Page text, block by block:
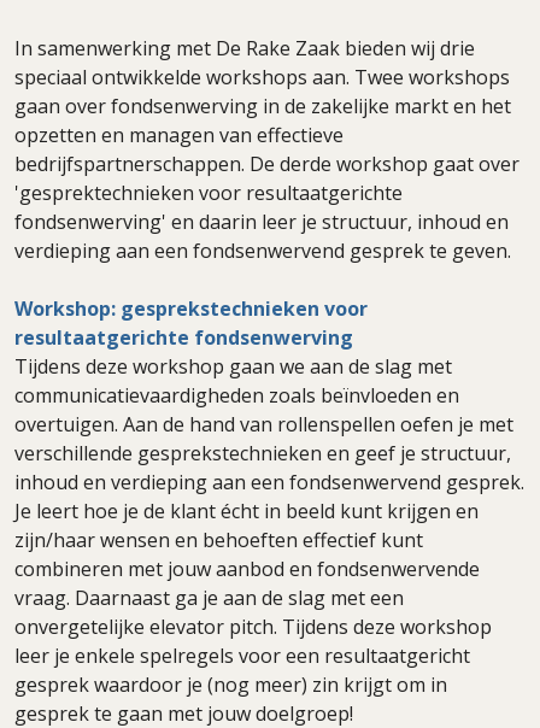
In samenwerking met De Rake Zaak bieden wij drie
speciaal ontwikkelde workshops aan. Twee workshops
gaan over fondsenwerving in de zakelijke markt en het
opzetten en managen van effectieve
bedrijfspartnerschappen. De derde workshop gaat over
'gesprektechnieken voor resultaatgerichte
fondsenwerving' en daarin leer je structuur, inhoud en
verdieping aan een fondsenwervend gesprek te geven.
Workshop: gesprekstechnieken voor
resultaatgerichte fondsenwerving
Tijdens deze workshop gaan we aan de slag met
communicatievaardigheden zoals beïnvloeden en
overtuigen. Aan de hand van rollenspellen oefen je met
verschillende gesprekstechnieken en geef je structuur,
inhoud en verdieping aan een fondsenwervend gesprek.
Je leert hoe je de klant écht in beeld kunt krijgen en
zijn/haar wensen en behoeften effectief kunt
combineren met jouw aanbod en fondsenwervende
vraag. Daarnaast ga je aan de slag met een
onvergetelijke elevator pitch. Tijdens deze workshop
leer je enkele spelregels voor een resultaatgericht
gesprek waardoor je (nog meer) zin krijgt om in
gesprek te gaan met jouw doelgroep!